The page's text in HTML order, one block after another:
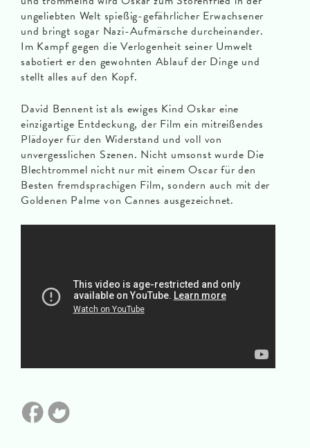
ungeliebten Welt spießig-gefährlicher Erwachsener
und bringt sogar Nazi-Aufmärsche durcheinander.
Im Kampf gegen die Verlogenheit seiner Umwelt
sabotiert er den gewohnten Ablauf der Dinge und
stellt alles auf den Kopf.
David Bennent ist als ewiges Kind Oskar eine
einzigartige Entdeckung, der Film ein mitreißendes
Plädoyer für den Widerstand und voll von
unvergesslichen Szenen. Nicht umsonst wurde Die
Blechtrommel nicht nur mit einem Oscar für den
Besten fremdsprachigen Film, sondern auch mit der
Goldenen Palme von Cannes ausgezeichnet.